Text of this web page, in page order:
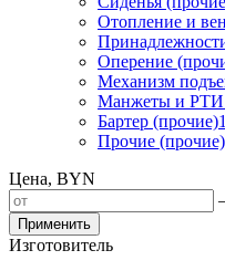
Отопление и
Оперение
Механизм
Манжеты и РТИ
Бартер (прочие)1
Прочие (прочие)
Цена, BYN
Применить
Изготовитель